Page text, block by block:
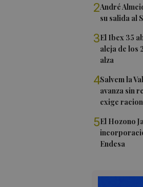
2André
su salida al
3El Ibex 35
aleja de los
alza
4Salvem la
avanza sin
exige
5El Hozono
Endesa